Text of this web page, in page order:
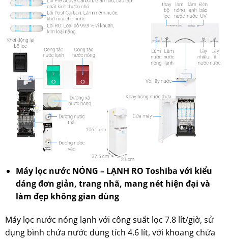
Máy lọc nước NÓNG – LẠNH RO Toshiba với kiểu
dáng đơn giản, trang nhã, mang nét hiện đại và
làm đẹp không gian dùng
Máy lọc nước nóng lạnh với công suất lọc 7.8 lít/giờ, sử
dụng bình chứa nước dung tích 4.6 lít, với khoang chứa